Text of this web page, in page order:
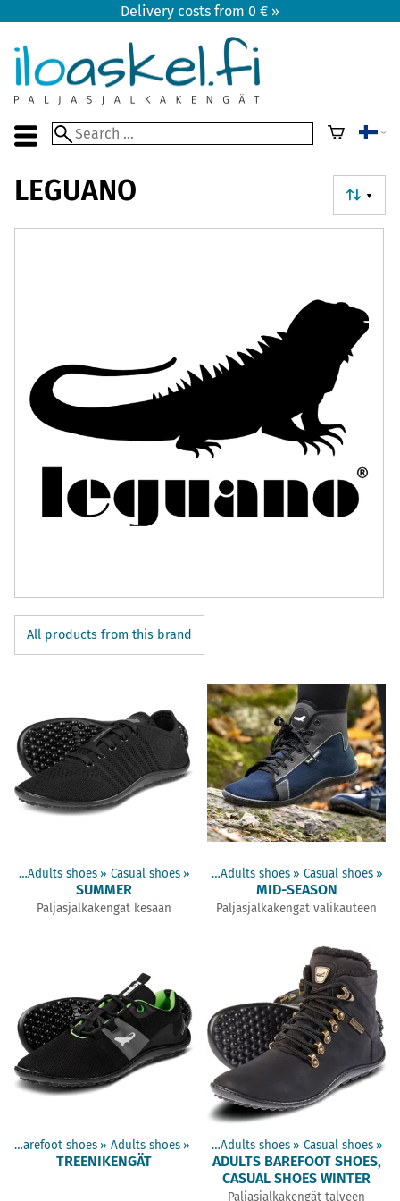
Delivery costs from 0 € »
▼
LEGUANO
All products from this brand
‪»Adults shoes ‪» Casual shoes ‪»
SUMMER
Paljasjalkakengät kesään
Products‪»Barefoot shoes ‪»Adults shoes ‪» Casual shoes ‪»
MID-SEASON
Paljasjalkakengät välikauteen
Barefoot shoes ‪» Adults shoes ‪»
TREENIKENGÄT
Products‪» Barefoot shoes ‪»Adults shoes ‪» Casual shoes ‪»
ADULTS BAREFOOT SHOES,
CASUAL SHOES WINTER
Paljasjalkakengät talveen